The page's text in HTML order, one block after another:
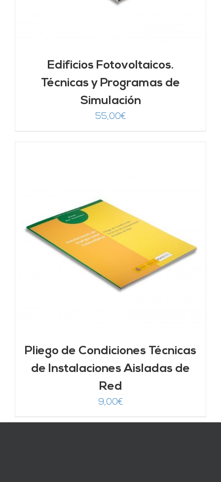
Edificios Fotovoltaicos.
Técnicas y Programas de
Simulación
55,00€
Pliego de Condiciones Técnicas
de Instalaciones Aisladas de
Red
9,00€